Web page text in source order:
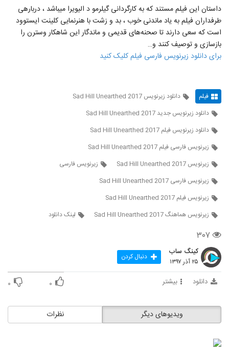
داستان این فیلم مستند که به کارگردانی گیلرمو د الیویرا می‎باشد ، درباره‎ی
طرفداران فیلم به یاد ماندنی خوب ، بد و زشت با هنرنمایی کلینت ایستوود
است که سعی دارند تا صحنه‌های قدیمی و ماندگار این شاهکار وسترن را
بازسازی و توصیف کنند و…
برای دانلود زیرنویس فارسی فیلم کلیک کنید
فیلم
دانلود زیرنویس Sad Hill Unearthed 2017
دانلود زیرنویس جدید Sad Hill Unearthed 2017
دانلود زیرنویس فیلم Sad Hill Unearthed 2017
زيرنويس فارسی فيلم Sad Hill Unearthed 2017
زیرنویس Sad Hill Unearthed 2017
زیرنویس فارسی
زیرنویس فارسی Sad Hill Unearthed 2017
زیرنویس فیلم Sad Hill Unearthed 2017
زیرنویس هماهنگ Sad Hill Unearthed 2017
لينک دانلود
۳۰۷
کینگ ساب
۲۵ آذر ۱۳۹۷ دنبال کردن
دانلود بیشتر ۰ ۰
نظرات ویدیوهای دیگر